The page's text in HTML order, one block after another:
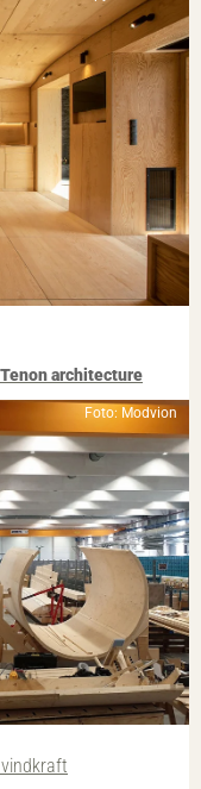
Tenon architecture
Foto: Modvion